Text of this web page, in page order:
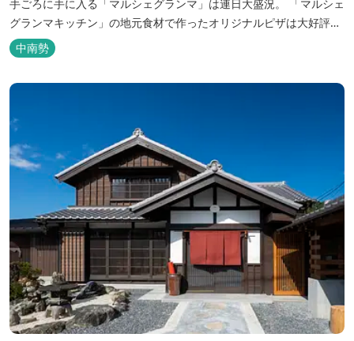
手ごろに手に入る「マルシェグランマ」は連日大盛況。 「マルシェ
グランマキッチン」の地元食材で作ったオリジナルピザは大好評！
バーベキューも楽しめます。食材と必要な道具がセットになった
「手ぶらバーベキューセット」も人気です。 『ごかつら池どうぶつ
パーク』近くにあります。 多気町観光協会のフェイスブックでは多
中南勢